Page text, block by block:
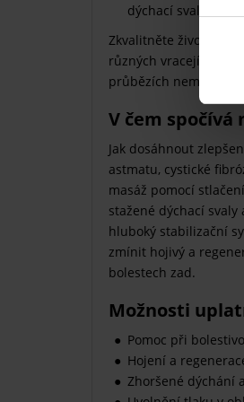
dýchací svaly a
Zkvalitněte život sobě
různých vracejících
průbězích nemocí.
V čem
Jak dosáhnout
astmatu, cystické
masáž pomocí
stažené dýchací
hluboký stabilizační
zmínit hojivý a
bolestech zad.
Možnosti
Pomoc při
Hojení a
Zhoršené dýchání